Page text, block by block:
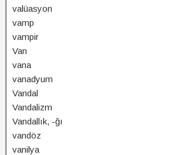
valüasyon
vamp
vampir
Van
vana
vanadyum
Vandal
Vandalizm
Vandallık, -ğı
vandöz
vanilya